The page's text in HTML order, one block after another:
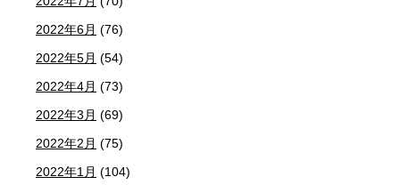
2022年6月 (76)
2022年5月 (54)
2022年4月 (73)
2022年3月 (69)
2022年2月 (75)
2022年1月 (104)